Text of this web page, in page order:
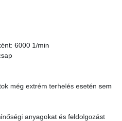
6000 1/min
még extrém terhelés esetén sem
anyagokat és feldolgozást